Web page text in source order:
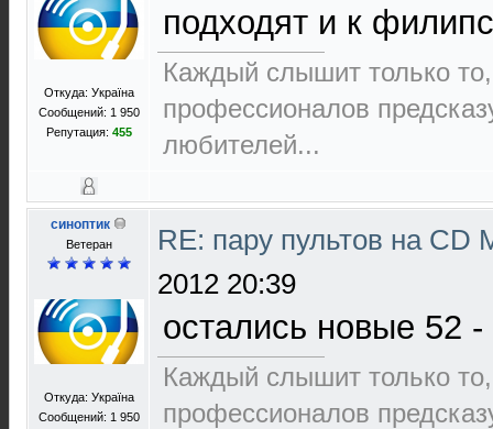
Откуда: Україна
Сообщений: 1 950
Репутация: 455
подходят и к
Каждый слышит только
пpофеccионалов
любителей...
синоптик
Ветеран
Откуда: Україна
Сообщений: 1 950
RE: пару пультов на СD
2012 20:39
остались новые 52
Каждый слышит только
пpофеccионалов